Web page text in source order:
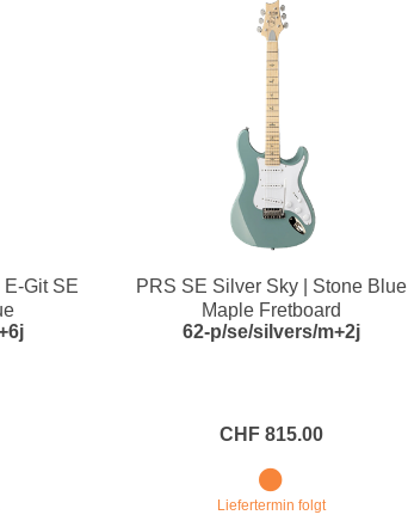
und Taktelle
und Stimmgeräte
& PERCUSSION
Blockflöten
Piccoloflöte
Git SE
PRS SE Silver Sky | Stone Blue
Maple Fretboard
62-p/se/silvers/m+2j
CHF 815.00
Liefertermin folgt